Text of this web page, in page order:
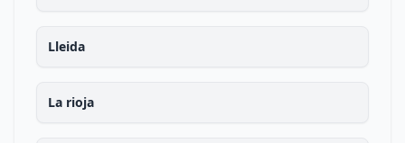
Lleida
La rioja